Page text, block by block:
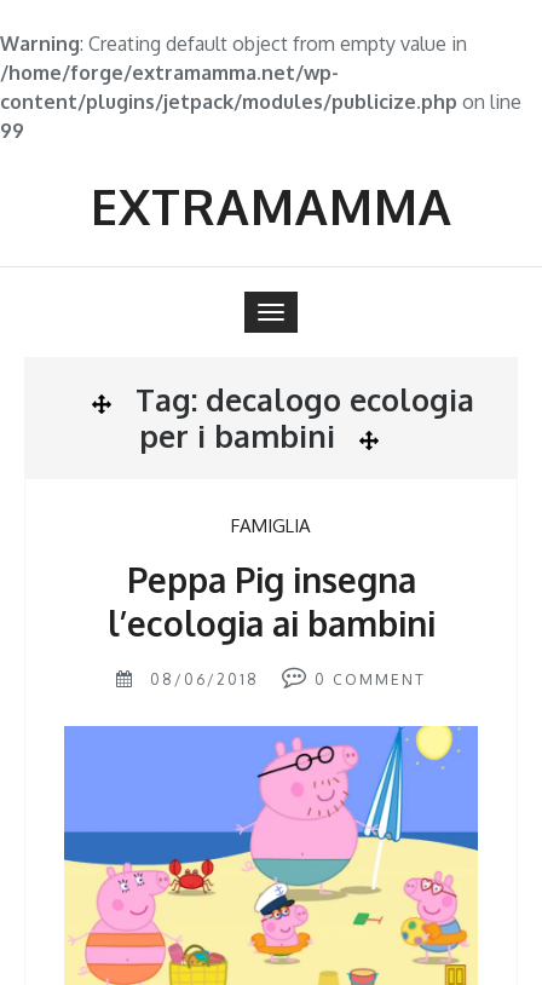
Warning: Creating default object from empty value in
/home/forge/extramamma.net/wp-
content/plugins/jetpack/modules/publicize.php on line
99
EXTRAMAMMA
Toggle
navigation
Tag: decalogo ecologia
per i bambini
FAMIGLIA
Peppa Pig insegna
l’ecologia ai bambini
08/06/2018 0 COMMENT